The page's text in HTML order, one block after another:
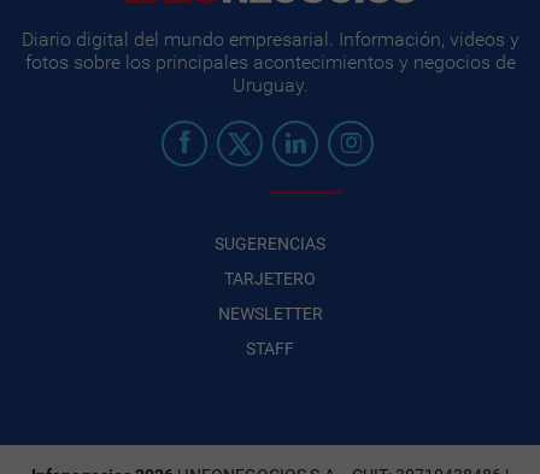
Diario digital del mundo empresarial. Información, videos y
fotos sobre los principales acontecimientos y negocios de
Uruguay.
SUGERENCIAS
TARJETERO
NEWSLETTER
STAFF